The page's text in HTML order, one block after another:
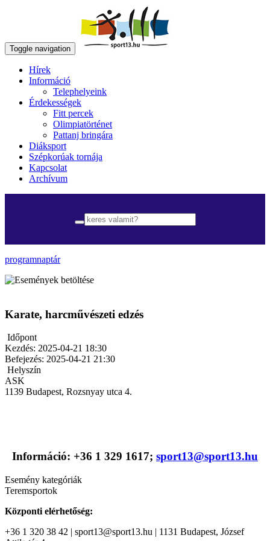
Toggle navigation
Hírek
Információ
Telephelyeink
Érdekességek
Fitt percek
Olimpiatörténet
Pattanj bringára
Diáksport
Szépkorúak tornája
Kapcsolat
Archívum
programnaptár
Karate, harcművészeti edzés
Időpont
Kezdés: 2025-04-21 18:30
Befejezés: 2025-04-21 21:30
Helyszín
ASK
1139 Budapest, Rozsnyay utca 4.
Információ: +36 1 329 1617; sport13@sport13.hu
Esemény kategóriák
Teremsportok
Központi elérhetőség:
+36 1 320 38 42 | sport13@sport13.hu | 1131 Budapest, József